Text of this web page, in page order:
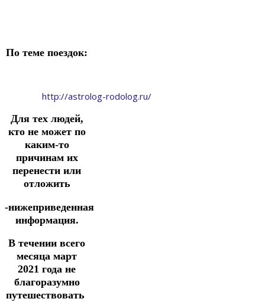
По теме поездок:
http://astrolog-rodolog.ru/
Для тех людей,
кто не может по
каким-то
причинам их
перенести или
отложить
-нижеприведенная
информация.
В течении всего
месяца март
2021 года не
благоразумно
путешествовать